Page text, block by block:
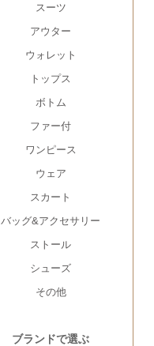
スーツ
アウター
ウォレット
トップス
ボトム
ファー付
ワンピース
ウェア
スカート
バッグ&アクセサリー
ストール
シューズ
その他
ブランドで選ぶ